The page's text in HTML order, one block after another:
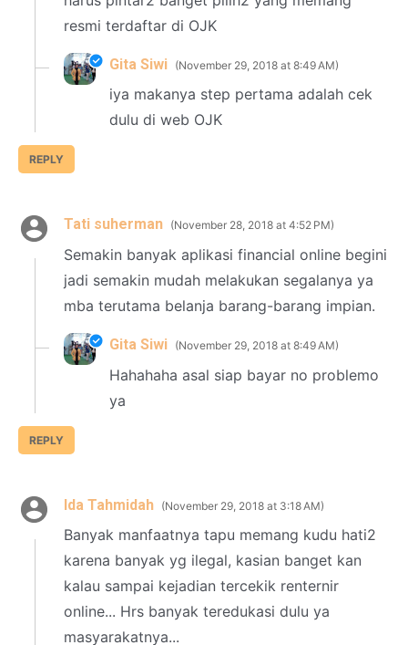
resmi terdaftar di OJK
REPLY
Gita Siwi November 29, 2018 at 8:49 AM
iya makanya step pertama adalah cek
dulu di web OJK
Tati suherman November 28, 2018 at 4:52 PM
Semakin banyak aplikasi financial online begini
jadi semakin mudah melakukan segalanya ya
mba terutama belanja barang-barang impian.
REPLY
Gita Siwi November 29, 2018 at 8:49 AM
Hahahaha asal siap bayar no problemo
ya
Ida Tahmidah November 29, 2018 at 3:18 AM
Banyak manfaatnya tapu memang kudu hati2
karena banyak yg ilegal, kasian banget kan
kalau sampai kejadian tercekik renternir
online... Hrs banyak teredukasi dulu ya
masyarakatnya...